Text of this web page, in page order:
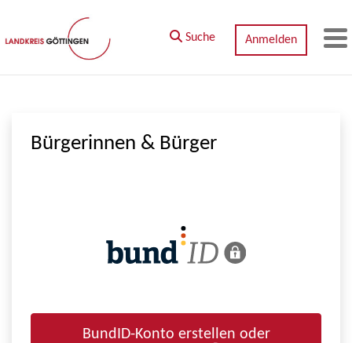
Zum Hauptinhalt springen
Suche Anmelden
Bürgerinnen & Bürger
BundID-Konto erstellen oder